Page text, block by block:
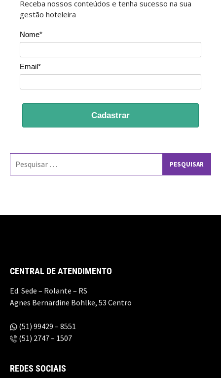
Receba nossos conteúdos e tenha sucesso na sua
gestão hoteleira
Nome*
Email*
Cadastrar
por:
CENTRAL DE ATENDIMENTO
Ed. Sede – Rolante – RS
Agnes Bernardine Bohlke, 53 Centro
(51) 99429 – 8551
(51) 2747 – 1507
REDES SOCIAIS